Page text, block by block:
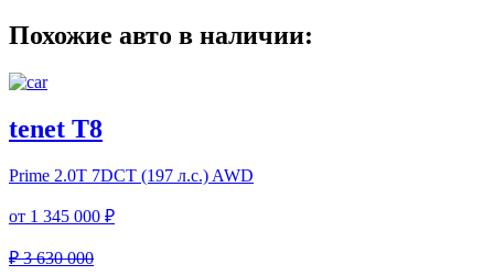
Похожие авто в наличии:
tenet T8
Prime 2.0T 7DCT (197 л.с.) AWD
от 1 345 000 ₽
₽ 3 630 000